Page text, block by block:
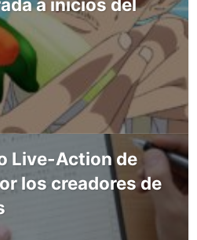
a inicios del
Live-Action de
los creadores de